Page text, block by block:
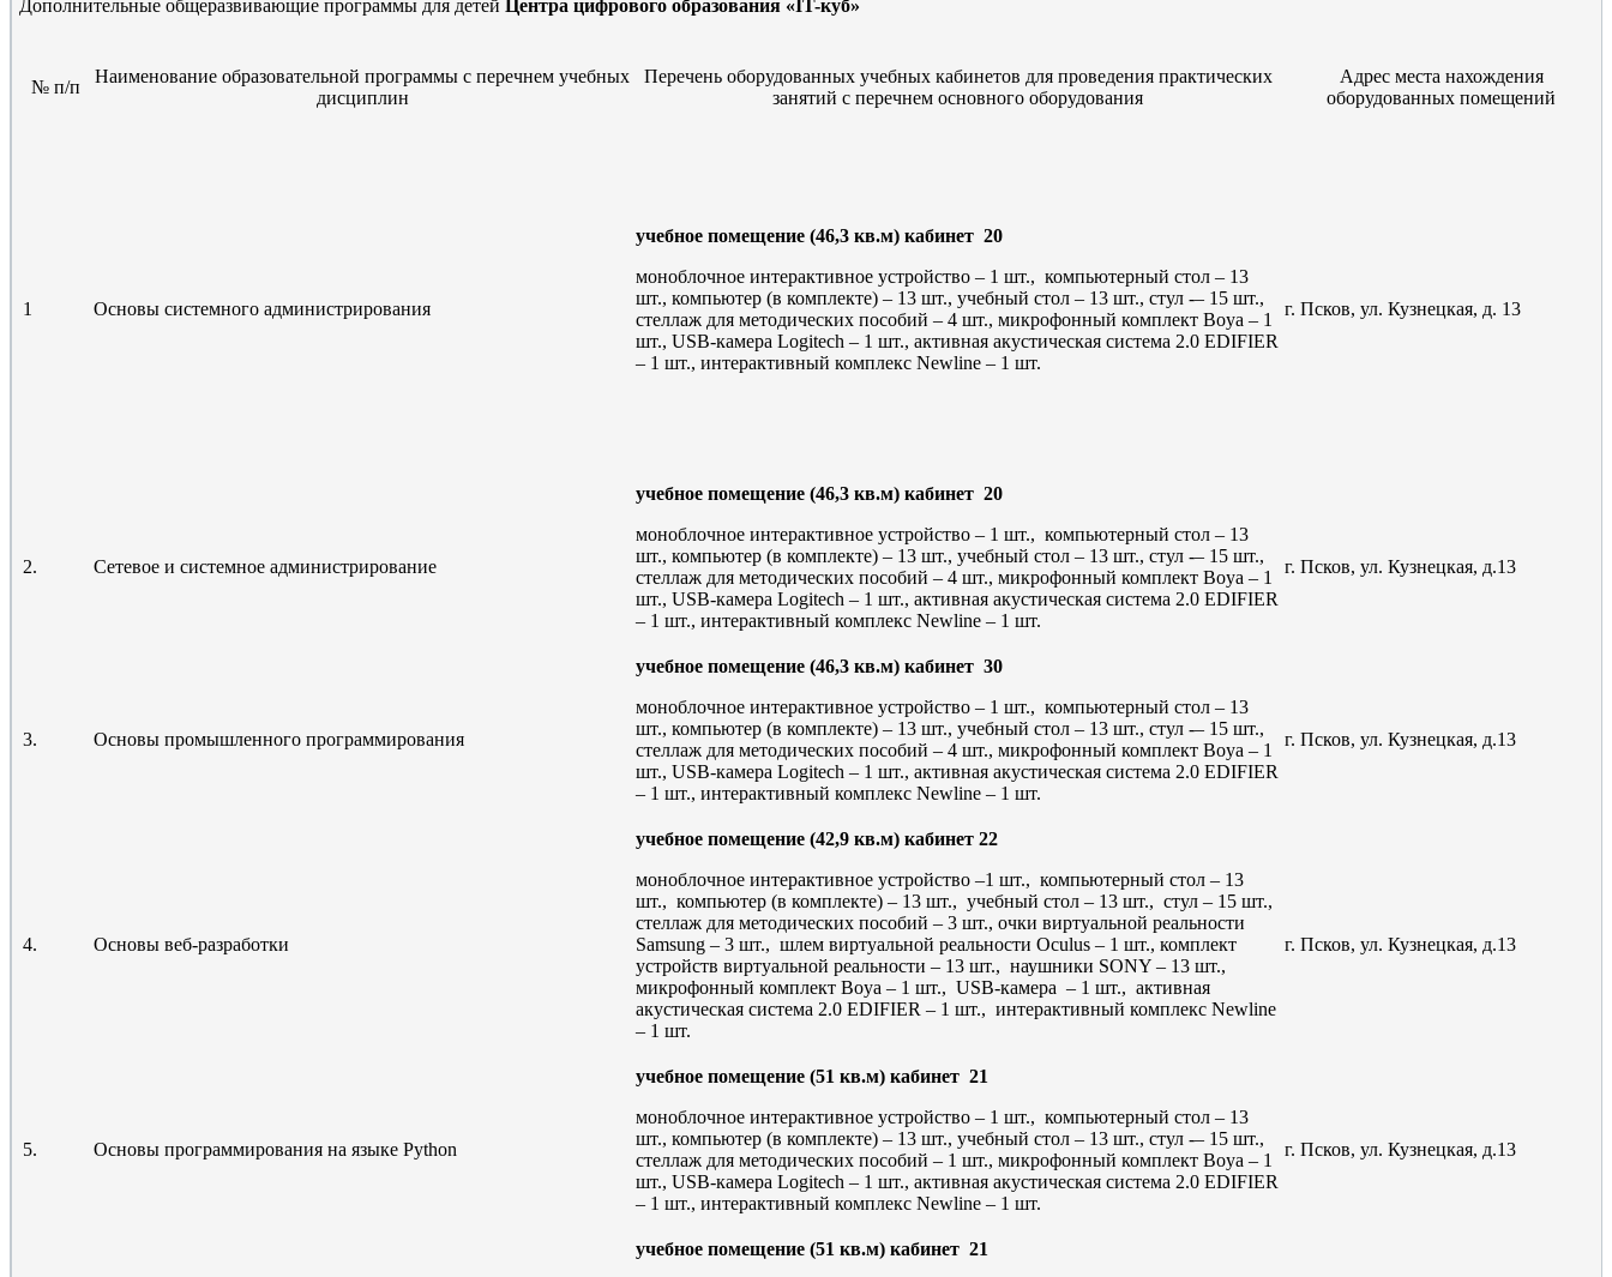
Дополнительные общеразвивающие программы для детей Центра цифрового образования «IT-куб»
№ п/п
Наименование образовательной программы с перечнем учебных
дисциплин
Перечень оборудованных учебных кабинетов для проведения практических
занятий с перечнем основного оборудования
Адрес места нахождения
оборудованных помещений
1 Основы системного администрирования
учебное помещение (46,3 кв.м) кабинет 20
моноблочное интерактивное устройство – 1 шт., компьютерный стол – 13
шт., компьютер (в комплекте) – 13 шт., учебный стол – 13 шт., стул -– 15 шт.,
стеллаж для методических пособий – 4 шт., микрофонный комплект Boya – 1
шт., USB-камера Logitech – 1 шт., активная акустическая система 2.0 EDIFIER
– 1 шт., интерактивный комплекс Newline – 1 шт.
г. Псков, ул. Кузнецкая, д. 13
2. Сетевое и системное администрирование
учебное помещение (46,3 кв.м) кабинет 20
моноблочное интерактивное устройство – 1 шт., компьютерный стол – 13
шт., компьютер (в комплекте) – 13 шт., учебный стол – 13 шт., стул -– 15 шт.,
стеллаж для методических пособий – 4 шт., микрофонный комплект Boya – 1
шт., USB-камера Logitech – 1 шт., активная акустическая система 2.0 EDIFIER
– 1 шт., интерактивный комплекс Newline – 1 шт.
г. Псков, ул. Кузнецкая, д.13
3. Основы промышленного программирования
учебное помещение (46,3 кв.м) кабинет 30
моноблочное интерактивное устройство – 1 шт., компьютерный стол – 13
шт., компьютер (в комплекте) – 13 шт., учебный стол – 13 шт., стул -– 15 шт.,
стеллаж для методических пособий – 4 шт., микрофонный комплект Boya – 1
шт., USB-камера Logitech – 1 шт., активная акустическая система 2.0 EDIFIER
– 1 шт., интерактивный комплекс Newline – 1 шт.
г. Псков, ул. Кузнецкая, д.13
4. Основы веб-разработки
учебное помещение (42,9 кв.м) кабинет 22
моноблочное интерактивное устройство –1 шт., компьютерный стол – 13
шт., компьютер (в комплекте) – 13 шт., учебный стол – 13 шт., стул – 15 шт.,
стеллаж для методических пособий – 3 шт., очки виртуальной реальности
Samsung – 3 шт., шлем виртуальной реальности Oculus – 1 шт., комплект
устройств виртуальной реальности – 13 шт., наушники SONY – 13 шт.,
микрофонный комплект Boya – 1 шт., USB-камера – 1 шт., активная
акустическая система 2.0 EDIFIER – 1 шт., интерактивный комплекс Newline
– 1 шт.
г. Псков, ул. Кузнецкая, д.13
5. Основы программирования на языке Python
учебное помещение (51 кв.м) кабинет 21
моноблочное интерактивное устройство – 1 шт., компьютерный стол – 13
шт., компьютер (в комплекте) – 13 шт., учебный стол – 13 шт., стул -– 15 шт.,
стеллаж для методических пособий – 1 шт., микрофонный комплект Boya – 1
шт., USB-камера Logitech – 1 шт., активная акустическая система 2.0 EDIFIER
– 1 шт., интерактивный комплекс Newline – 1 шт.
г. Псков, ул. Кузнецкая, д.13
учебное помещение (51 кв.м) кабинет 21